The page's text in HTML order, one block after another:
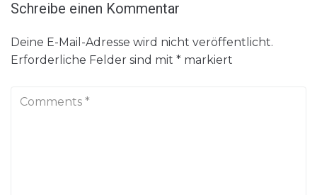
Schreibe einen Kommentar
Deine E-Mail-Adresse wird nicht veröffentlicht.
Erforderliche Felder sind mit * markiert